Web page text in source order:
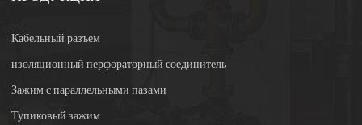
Кабельный разъем
изоляционный перфораторный соединитель
Зажим с параллельными пазами
Тупиковый зажим